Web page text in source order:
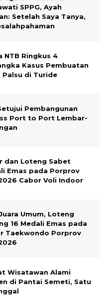
SPPG, Ayah
Setelah Saya Tanya,
NTB Ringkus 4
Kasus Pembuatan
Palsu di Turide
Pembangunan
Port to Port Lembar-
dan Loteng Sabet
Emas pada Porprov
Cabor Voli Indoor
Umum, Loteng
16 Medali Emas pada
Taekwondo Porprov
Wisatawan Alami
di Pantai Semeti, Satu